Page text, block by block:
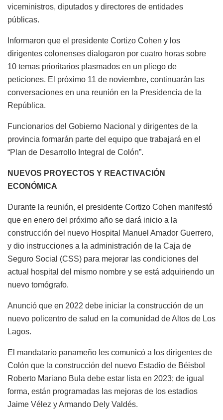
viceministros, diputados y directores de entidades
públicas.
Informaron que el presidente Cortizo Cohen y los
dirigentes colonenses dialogaron por cuatro horas sobre
10 temas prioritarios plasmados en un pliego de
peticiones. El próximo 11 de noviembre, continuarán las
conversaciones en una reunión en la Presidencia de la
República.
Funcionarios del Gobierno Nacional y dirigentes de la
provincia formarán parte del equipo que trabajará en el
“Plan de Desarrollo Integral de Colón”.
NUEVOS PROYECTOS Y REACTIVACIÓN
ECONÓMICA
Durante la reunión, el presidente Cortizo Cohen manifestó
que en enero del próximo año se dará inicio a la
construcción del nuevo Hospital Manuel Amador Guerrero,
y dio instrucciones a la administración de la Caja de
Seguro Social (CSS) para mejorar las condiciones del
actual hospital del mismo nombre y se está adquiriendo un
nuevo tomógrafo.
Anunció que en 2022 debe iniciar la construcción de un
nuevo policentro de salud en la comunidad de Altos de Los
Lagos.
El mandatario panameño les comunicó a los dirigentes de
Colón que la construcción del nuevo Estadio de Béisbol
Roberto Mariano Bula debe estar lista en 2023; de igual
forma, están programadas las mejoras de los estadios
Jaime Vélez y Armando Dely Valdés.